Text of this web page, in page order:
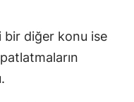
bir diğer konu ise